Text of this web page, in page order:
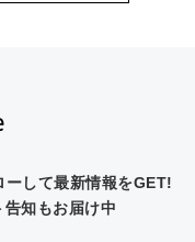
して最新情報をGET!
知もお届け中